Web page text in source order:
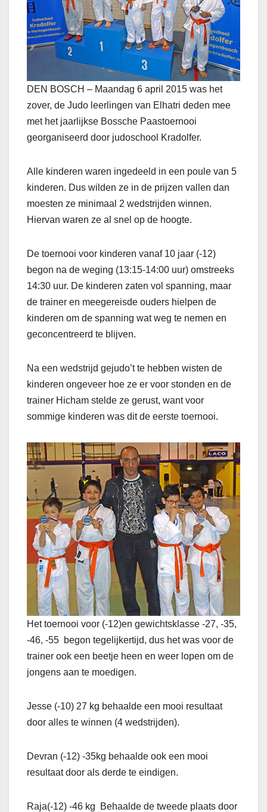
DEN BOSCH – Maandag 6 april 2015 was het
zover, de Judo leerlingen van Elhatri deden mee
met het jaarlijkse Bossche Paastoernooi
georganiseerd door judoschool Kradolfer.
Alle kinderen waren ingedeeld in een poule van 5
kinderen. Dus wilden ze in de prijzen vallen dan
moesten ze minimaal 2 wedstrijden winnen.
Hiervan waren ze al snel op de hoogte.
De toernooi voor kinderen vanaf 10 jaar (-12)
begon na de weging (13:15-14:00 uur) omstreeks
14:30 uur. De kinderen zaten vol spanning, maar
de trainer en meegereisde ouders hielpen de
kinderen om de spanning wat weg te nemen en
geconcentreerd te blijven.
Na een wedstrijd gejudo’t te hebben wisten de
kinderen ongeveer hoe ze er voor stonden en de
trainer Hicham stelde ze gerust, want voor
sommige kinderen was dit de eerste toernooi.
Het toernooi voor (-12)en gewichtsklasse -27, -35,
-46, -55 begon tegelijkertijd, dus het was voor de
trainer ook een beetje heen en weer lopen om de
jongens aan te moedigen.
Jesse (-10) 27 kg behaalde een mooi resultaat
door alles te winnen (4 wedstrijden).
Devran (-12) -35kg behaalde ook een mooi
resultaat door als derde te eindigen.
Raja(-12) -46 kg Behaalde de tweede plaats door